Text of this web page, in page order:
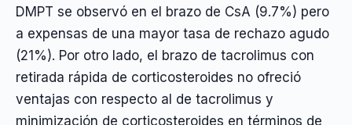
DMPT se observó en el brazo de CsA (9.7%) pero
a expensas de una mayor tasa de rechazo agudo
(21%). Por otro lado, el brazo de tacrolimus con
retirada rápida de corticosteroides no ofreció
ventajas con respecto al de tacrolimus y
minimización de corticosteroides en términos de